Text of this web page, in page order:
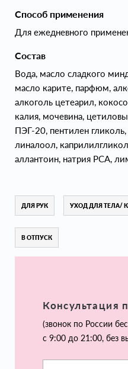
Способ применения
Для ежедневного
Состав
Вода, масло сладкого
масло карите, парфюм,
алкоголь цетеарил,
калия, мочевина,
ПЭГ-20, пентилен
линалоол,
аллантоин, натрия РСА,
ДЛЯ РУК УХОД ДЛЯ ТЕЛА/
В ОТПУСК
Консультация
(звонок по России
с 9:00 до 21:00, без